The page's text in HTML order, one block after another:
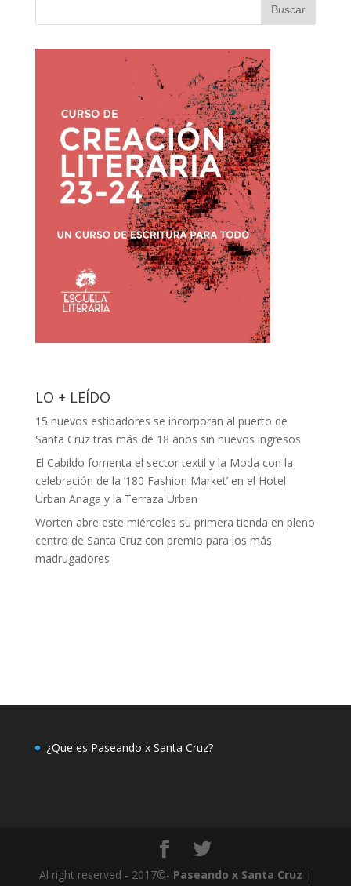
LO + LEÍDO
15 nuevos estibadores se incorporan al puerto de
Santa Cruz tras más de 18 años sin nuevos ingresos
El Cabildo fomenta el sector textil y la Moda con la
celebración de la ‘180 Fashion Market’ en el Hotel
Urban Anaga y la Terraza Urban
Worten abre este miércoles su primera tienda en pleno
centro de Santa Cruz con premio para los más
madrugadores
¿Que es Paseando x Santa Cruz?
Al right reserved - 2017©- Paseando x Santa Cruz |